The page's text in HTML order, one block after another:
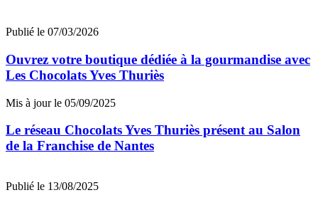
Publié le 07/03/2026
Ouvrez votre boutique dédiée à la gourmandise avec
Les Chocolats Yves Thuriès
Mis à jour le 05/09/2025
Le réseau Chocolats Yves Thuriès présent au Salon
de la Franchise de Nantes
Publié le 13/08/2025